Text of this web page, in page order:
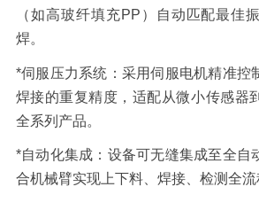
（如高玻纤填充PP ）自动匹配最佳
焊。
*伺服压力系统： 采用伺服电机精准控
焊接的重复精度，适配从微小传感器
全系列产品。
*自动化集成： 设备可无缝集成至全自
合机械臂实现上下料、焊接、检测全流